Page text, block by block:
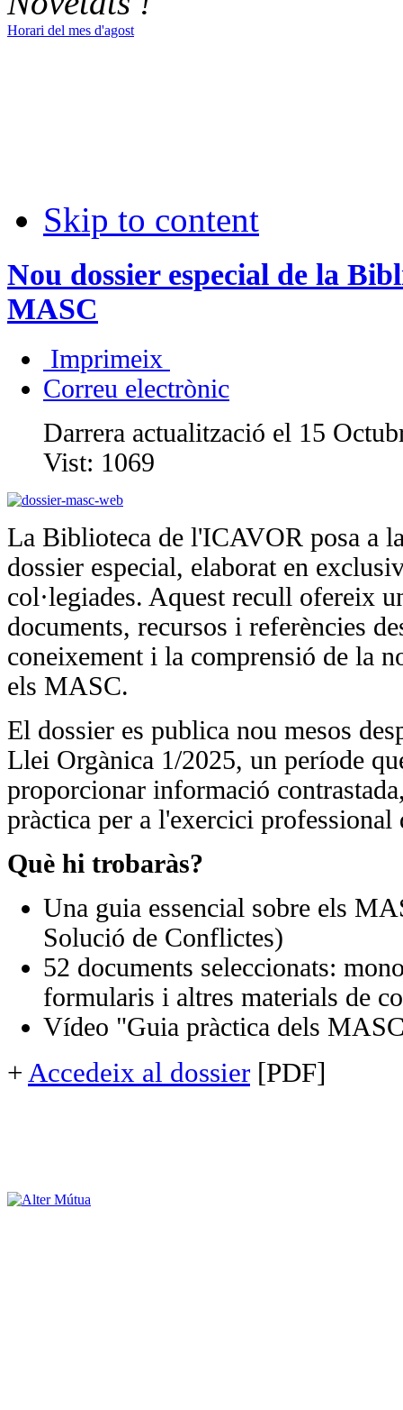
Horari del mes d'agost
Skip to content
Nou dossier especial de la
MASC
Imprimeix
Correu electrònic
Darrera actualització el 15
Vist: 1069
La Biblioteca de l'ICAVOR posa a
dossier especial, elaborat en
col·legiades. Aquest recull ofereix
documents, recursos i referències
coneixement i la comprensió de la
els MASC.
El dossier es publica nou mesos
Llei Orgànica 1/2025, un període
proporcionar informació
pràctica per a l'exercici professional
Què hi trobaràs?
Una guia essencial sobre els
Solució de Conflictes)
52 documents seleccionats:
formularis i altres materials de
Vídeo "Guia pràctica dels
+ Accedeix al dossier [PDF]